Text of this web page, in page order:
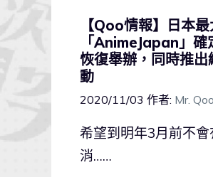
【Qoo情報】日本
「AnimeJapan」
恢復舉辦，同時推出
動
2020/11/03 作者: Mr. Qoo
希望到明年3月前不
消……